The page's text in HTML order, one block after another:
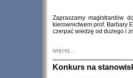
Zapraszamy magistrantów
kierownictwem prof. Barbary
czerpać wiedzę od dużego i
więcej...
Konkurs na